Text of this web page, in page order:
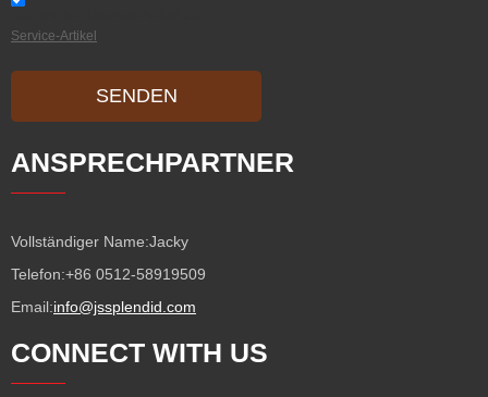
Service-Artikel
SENDEN
ANSPRECHPARTNER
Vollständiger Name:Jacky
Telefon:+86 0512-58919509
Email:info@jssplendid.com
CONNECT WITH US